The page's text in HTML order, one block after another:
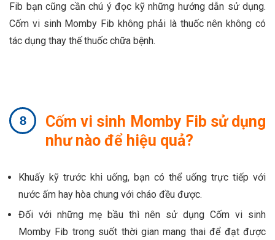
Fib bạn cũng cần chú ý đọc kỹ những hướng dẫn sử dụng.
Cốm vi sinh Momby Fib không phải là thuốc nên không có
tác dụng thay thế thuốc chữa bệnh.
Cốm vi sinh Momby Fib sử dụng
như nào để hiệu quả?
Khuấy kỹ trước khi uống, bạn có thể uống trực tiếp với
nước ấm hay hòa chung với cháo đều được.
Đối với những mẹ bầu thì nên sử dụng Cốm vi sinh
Momby Fib trong suốt thời gian mang thai để đạt được